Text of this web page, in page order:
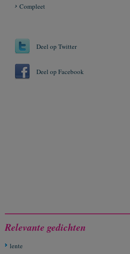
Compleet
Deel op Twitter
Deel op Facebook
Relevante gedichten
lente